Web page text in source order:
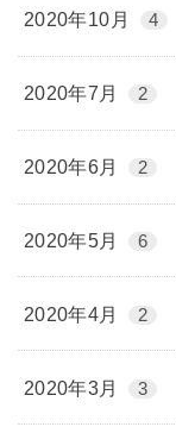
2020年10月 4
2020年7月 2
2020年6月 2
2020年5月 6
2020年4月 2
2020年3月 3